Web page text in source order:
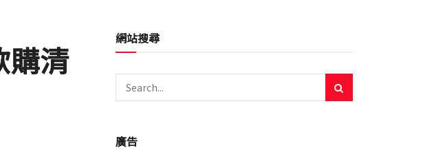
購清
網站搜尋
廣告